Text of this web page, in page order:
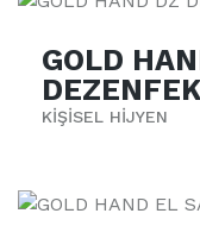
GOLD
KİŞİSEL HİJYEN